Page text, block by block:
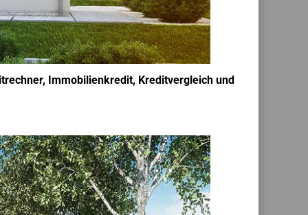
Immobilienkredit, Kreditvergleich und